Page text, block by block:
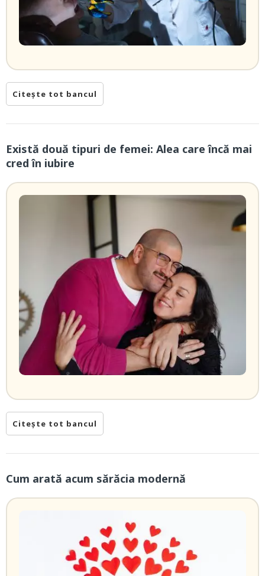
Citește tot bancul
Există două tipuri de femei: Alea care încă mai
cred în iubire
Citește tot bancul
Cum arată acum sărăcia modernă